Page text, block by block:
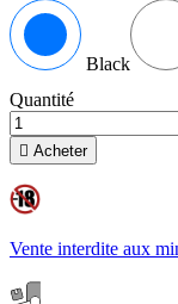
Black
Quantité
 Acheter
Vente interdite aux